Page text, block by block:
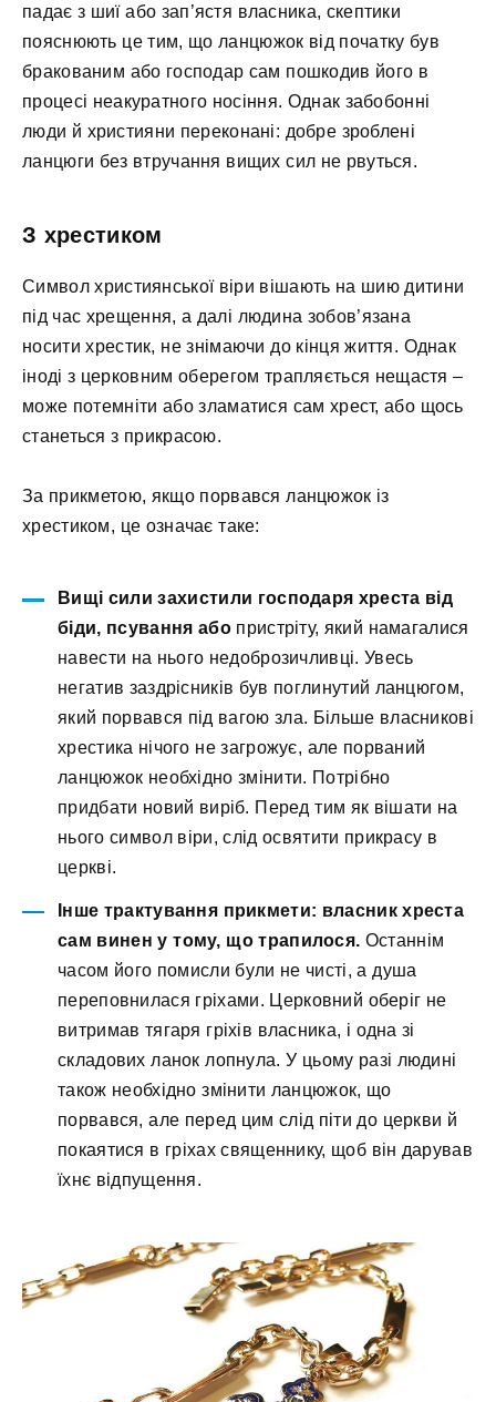
падає з шиї або зап’ястя власника, скептики
пояснюють це тим, що ланцюжок від початку був
бракованим або господар сам пошкодив його в
процесі неакуратного носіння. Однак забобонні
люди й християни переконані: добре зроблені
ланцюги без втручання вищих сил не рвуться.
З хрестиком
Символ християнської віри вішають на шию дитини
під час хрещення, а далі людина зобов’язана
носити хрестик, не знімаючи до кінця життя. Однак
іноді з церковним оберегом трапляється нещастя –
може потемніти або зламатися сам хрест, або щось
станеться з прикрасою.
За прикметою, якщо порвався ланцюжок із
хрестиком, це означає таке:
Вищі сили захистили господаря хреста від
біди, псування абопристріту, який намагалися
навести на нього недоброзичливці. Увесь
негатив заздрісників був поглинутий ланцюгом,
який порвався під вагою зла. Більше власникові
хрестика нічого не загрожує, але порваний
ланцюжок необхідно змінити. Потрібно
придбати новий виріб. Перед тим як вішати на
нього символ віри, слід освятити прикрасу в
церкві.
Інше трактування прикмети: власник хреста
сам винен у тому, що трапилося. Останнім
часом його помисли були не чисті, а душа
переповнилася гріхами. Церковний оберіг не
витримав тягаря гріхів власника, і одна зі
складових ланок лопнула. У цьому разі людині
також необхідно змінити ланцюжок, що
порвався, але перед цим слід піти до церкви й
покаятися в гріхах священнику, щоб він дарував
їхнє відпущення.